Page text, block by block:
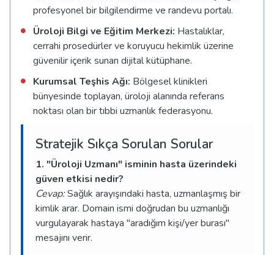
profesyonel bir bilgilendirme ve randevu portalı.
Üroloji Bilgi ve Eğitim Merkezi: Hastalıklar,
cerrahi prosedürler ve koruyucu hekimlik üzerine
güvenilir içerik sunan dijital kütüphane.
Kurumsal Teşhis Ağı: Bölgesel klinikleri
bünyesinde toplayan, üroloji alanında referans
noktası olan bir tıbbi uzmanlık federasyonu.
Stratejik Sıkça Sorulan Sorular
1. "Üroloji Uzmanı" isminin hasta üzerindeki
güven etkisi nedir?
Cevap:Sağlık arayışındaki hasta, uzmanlaşmış bir
kimlik arar. Domain ismi doğrudan bu uzmanlığı
vurgulayarak hastaya "aradığım kişi/yer burası"
mesajını verir.